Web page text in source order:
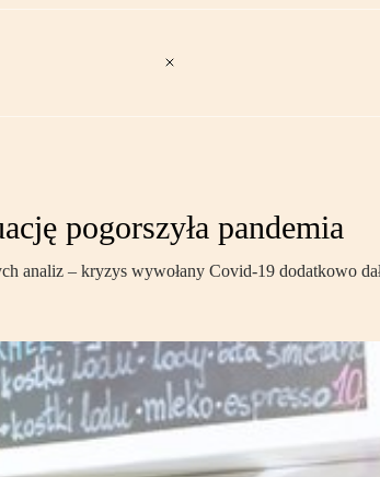
pogorszyła pandemia
analiz – kryzys wywołany Covid-19 dodatkowo